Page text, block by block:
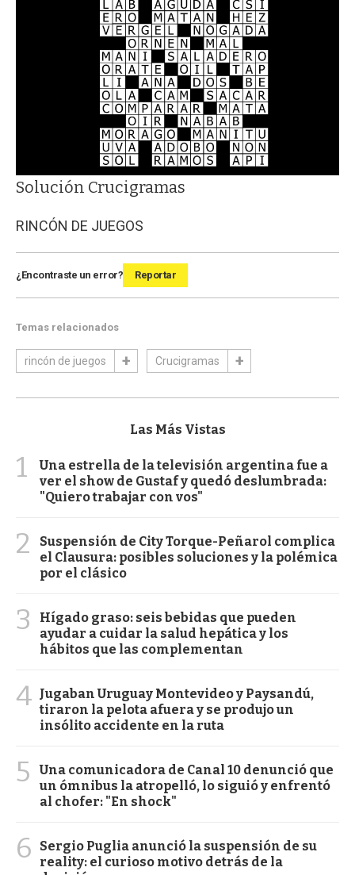
Solución Crucigramas
RINCÓN DE JUEGOS
¿Encontraste un error? Reportar
Temas relacionados
rincón de juegos Crucigramas
Las Más Vistas
1
Una estrella de la televisión argentina fue a
ver el show de Gustaf y quedó deslumbrada:
"Quiero trabajar con vos"
2
Suspensión de City Torque-Peñarol complica
el Clausura: posibles soluciones y la polémica
por el clásico
3
Hígado graso: seis bebidas que pueden
ayudar a cuidar la salud hepática y los
hábitos que las complementan
4 Jugaban Uruguay Montevideo y Paysandú,
tiraron la pelota afuera y se produjo un
insólito accidente en la ruta
5
Una comunicadora de Canal 10 denunció que
un ómnibus la atropelló, lo siguió y enfrentó
al chofer: "En shock"
6
Sergio Puglia anunció la suspensión de su
reality: el curioso motivo detrás de la